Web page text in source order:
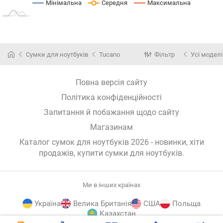
Мінімальна Середня Максимальна
Сумки для ноутбуків Tucano Фільтр Усі моделі
Повна версія сайту
Політика конфіденційності
Запитання й побажання щодо сайту
Магазинам
Каталог сумок для ноутбуків 2026 - новинки, хіти
продажів, купити сумки для ноутбуків.
Ми в інших країнах
Україна Велика Британія США
Польща
Казахстан